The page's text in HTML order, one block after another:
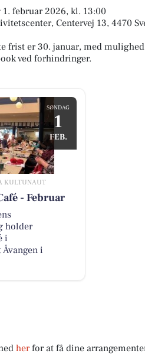
1. februar 2026, kl. 13:00
Centervej 13, 4470
frist er 30. januar, med
ved forhindringer.
SØNDAG
1
FEB.
KULTUNAUT
- Februar
holder
i
i
herfor at få dine